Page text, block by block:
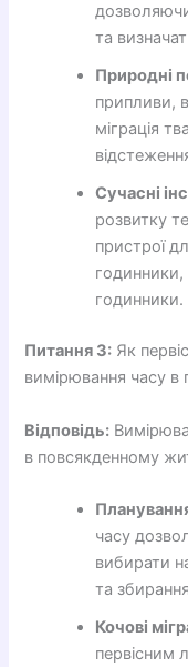
та
Природні
припливи,
міграція
Сучасні
розвитку
пристрої
годинники,
годинники.
Питання 3: Як
вимірювання часу в
Відповідь:
в повсякденному
часу
вибирати
та
Кочові
первісним